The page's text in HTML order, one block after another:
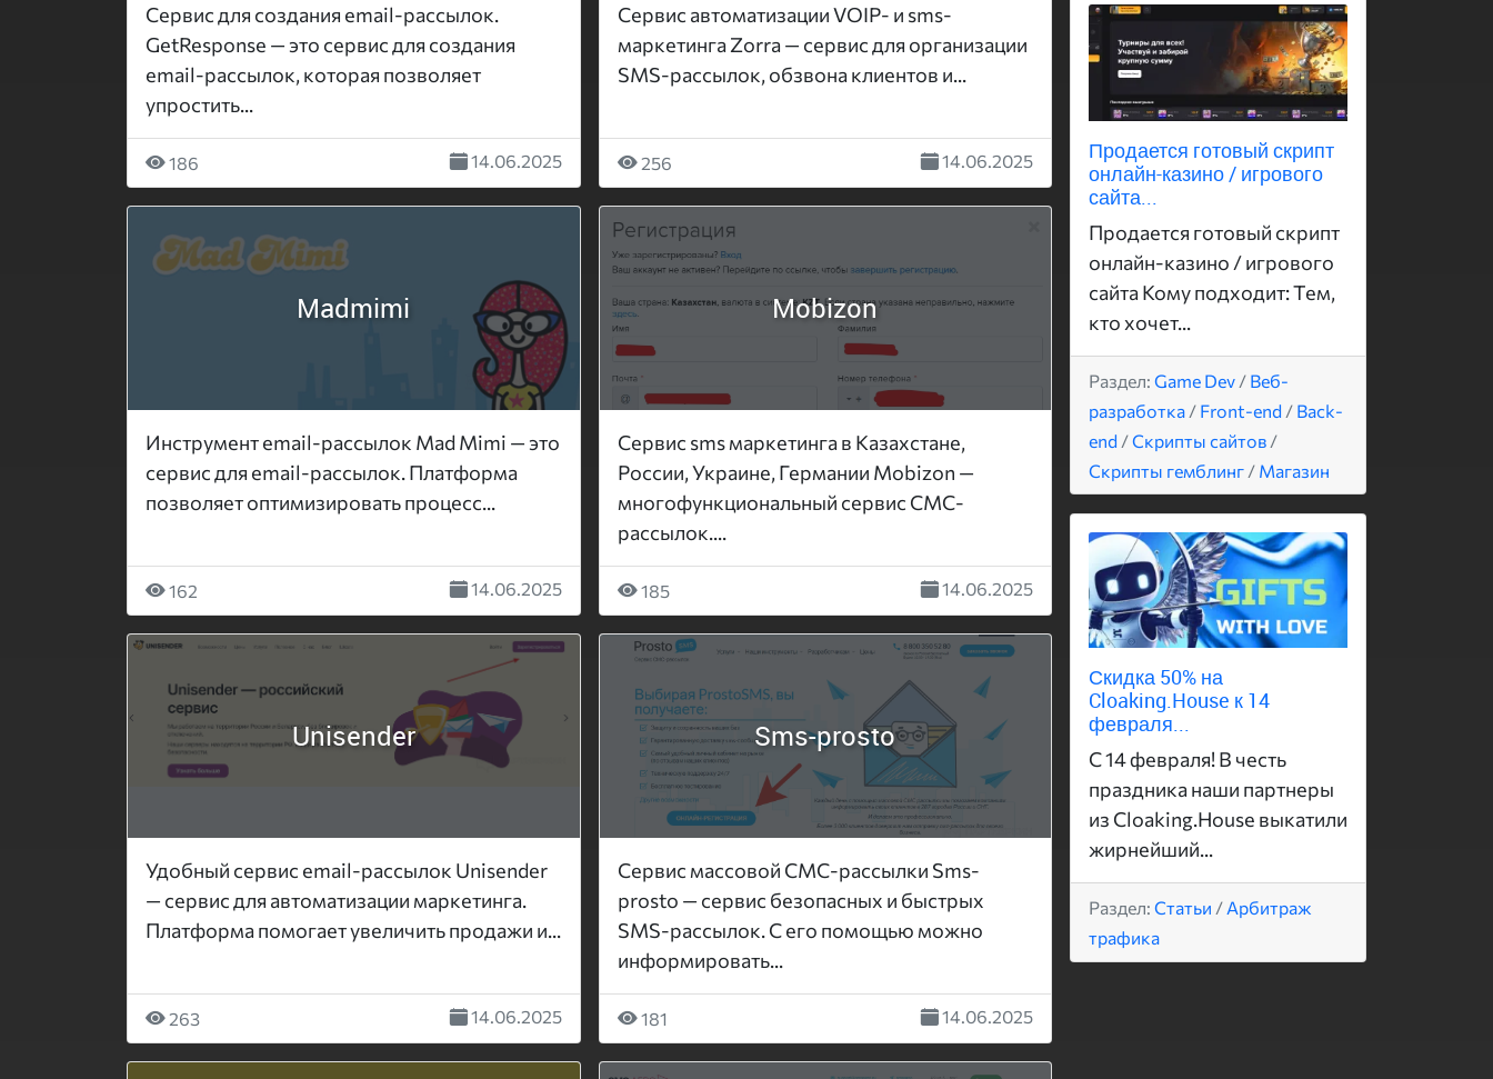
Cервис для создания email-рассылок.
GetResponse — это сервис для создания
email-рассылок, которая позволяет
упростить...
186 14.06.2025
Сервис автоматизации VOIP- и sms-
маркетинга Zorra — сервис для организации
SMS-рассылок, обзвона клиентов и...
256 14.06.2025
Madmimi
Инструмент email-рассылок Mad Mimi — это
сервис для email-рассылок. Платформа
позволяет оптимизировать процесс...
162 14.06.2025
Mobizon
Сервис sms маркетинга в Казахстане,
России, Украине, Германии Mobizon —
многофункциональный сервис СМС-
рассылок....
185 14.06.2025
Unisender
Удобный сервис email-рассылок Unisender
— сервис для автоматизации маркетинга.
Платформа помогает увеличить продажи и...
263 14.06.2025
Sms-prosto
Сервис массовой СМС-рассылки Sms-
prosto — сервис безопасных и быстрых
SMS-рассылок. С его помощью можно
информировать...
181 14.06.2025
Продается готовый скрипт
онлайн-казино / игрового
сайта...
Продается готовый скрипт
онлайн-казино / игрового
сайта Кому подходит: Тем,
кто хочет...
Раздел: Game Dev / Веб-
разработка / Front-end / Back-
end /Скрипты сайтов /
Скрипты гемблинг / Магазин
Скидка 50% на
Cloaking.House к 14
февраля...
С 14 февраля! В честь
праздника наши партнеры
из Cloaking.House выкатили
жирнейший...
Раздел: Статьи / Арбитраж
трафика